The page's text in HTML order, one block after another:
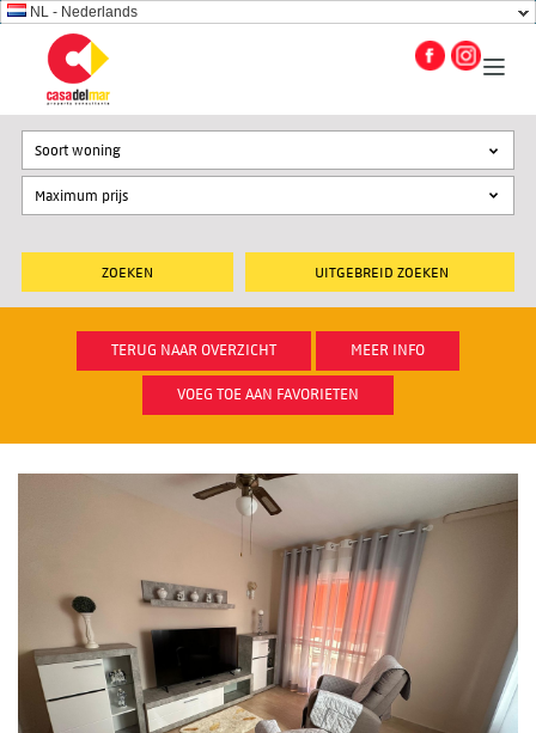
NL - Nederlands
UITGEBREID ZOEKEN
Soort woning
TERUG NAAR OVERZICHT MEER INFO
VOEG TOE AAN FAVORIETEN